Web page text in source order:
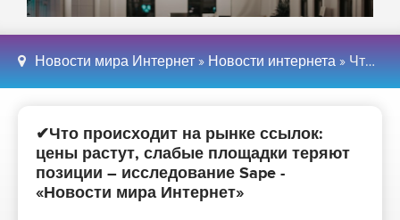
Новости мира Интернет » Новости интернета » Что происходит на рынке ссылок: цены растут, слабые площадки теряют позиции – исследование
✔Что происходит на рынке ссылок:
цены растут, слабые площадки теряют
позиции – исследование Sape -
«Новости мира Интернет»